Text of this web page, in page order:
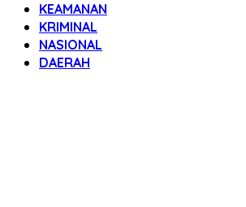
KEAMANAN
KRIMINAL
NASIONAL
DAERAH